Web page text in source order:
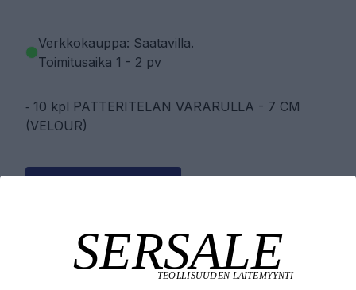
Verkkokauppa: Saatavilla.
Toimitusaika 1 - 2 pv
⁃ 10 kpl PATTERITELAN VARARULLA - 7 CM
(VELOUR)
LISÄÄ OSTOSKORIIN